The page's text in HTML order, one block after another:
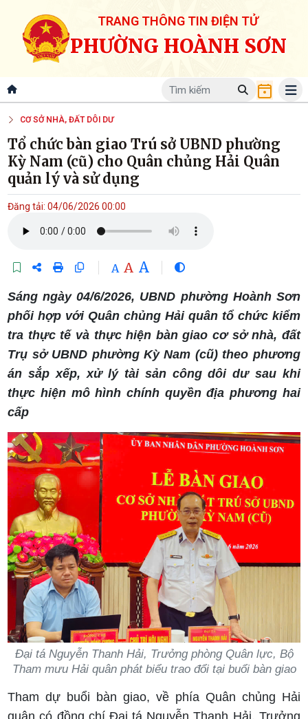
TRANG THÔNG TIN ĐIỆN TỬ
PHƯỜNG HOÀNH SƠN
CƠ SỞ NHÀ, ĐẤT DÔI DƯ
Tổ chức bàn giao Trú sở UBND phường
Kỳ Nam (cũ) cho Quân chủng Hải Quân
quản lý và sử dụng
Đăng tải: 04/06/2026 00:00
A A A
Sáng ngày 04/6/2026, UBND phường Hoành Sơn
phối hợp với Quân chủng Hải quân tổ chức kiểm
tra thực tế và thực hiện bàn giao cơ sở nhà, đất
Trụ sở UBND phường Kỳ Nam (cũ) theo phương
án sắp xếp, xử lý tài sản công dôi dư sau khi
thực hiện mô hình chính quyền địa phương hai
cấp
Đại tá Nguyễn Thanh Hải, Trưởng phòng Quân lực, Bộ
Tham mưu Hải quân phát biểu trao đổi tại buổi bàn giao
Tham dự buổi bàn giao, về phía Quân chủng Hải